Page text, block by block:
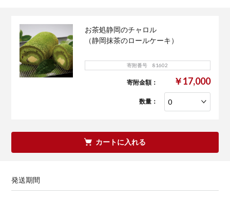
お茶処静岡のチャロル
（静岡抹茶のロールケーキ）
寄附番号 81602
寄附金額： ￥17,000
数量：
カートに入れる
発送期間